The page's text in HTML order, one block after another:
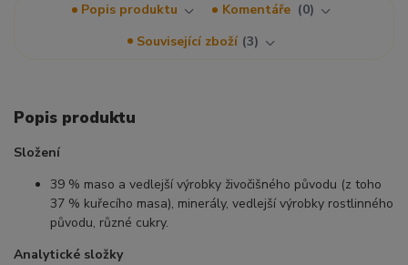
Popis produktu Komentáře
0
Související zboží 3
Popis produktu
Složení
39 % maso a vedlejší výrobky živočišného původu (z toho
37 % kuřecího masa), minerály, vedlejší výrobky rostlinného
původu, různé cukry.
Analytické složky